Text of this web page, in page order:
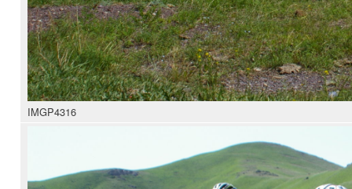
IMGP4316